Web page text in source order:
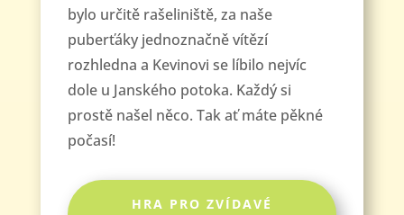
bylo určitě rašeliniště, za naše
puberťáky jednoznačně vítězí
rozhledna a Kevinovi se líbilo nejvíc
dole u Janského potoka. Každý si
prostě našel něco. Tak ať máte pěkné
počasí!
HRA PRO ZVÍDAVÉ